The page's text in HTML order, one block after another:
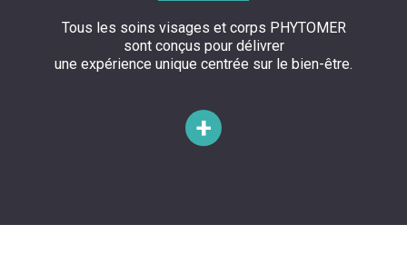
Tous les soins visages et corps PHYTOMER
sont conçus pour délivrer
une expérience unique centrée sur le bien-être.
+